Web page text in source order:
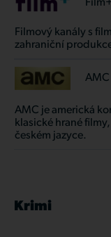
Filmový kanály s
zahraniční
AMC
AMC je americká
klasické hrané
českém jazyce.
Krimi